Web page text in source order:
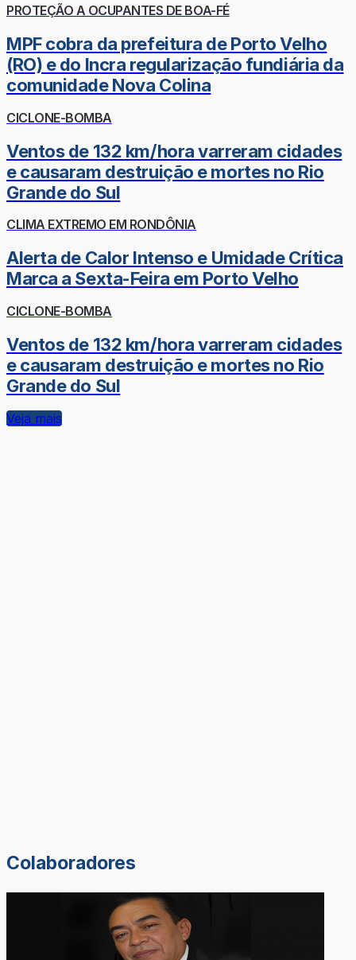
PROTEÇÃO A OCUPANTES DE BOA-FÉ
MPF cobra da prefeitura de Porto Velho
(RO) e do Incra regularização fundiária da
comunidade Nova Colina
CICLONE-BOMBA
Ventos de 132 km/hora varreram cidades
e causaram destruição e mortes no Rio
Grande do Sul
CLIMA EXTREMO EM RONDÔNIA
Alerta de Calor Intenso e Umidade Crítica
Marca a Sexta-Feira em Porto Velho
CICLONE-BOMBA
Ventos de 132 km/hora varreram cidades
e causaram destruição e mortes no Rio
Grande do Sul
Veja mais
Colaboradores